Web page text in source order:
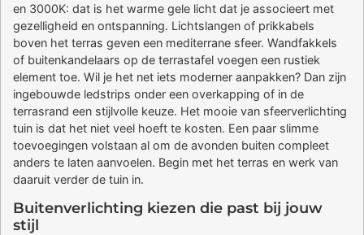
en 3000K: dat is het warme gele licht dat je associeert met
gezelligheid en ontspanning. Lichtslangen of prikkabels
boven het terras geven een mediterrane sfeer. Wandfakkels
of buitenkandelaars op de terrastafel voegen een rustiek
element toe. Wil je het net iets moderner aanpakken? Dan zijn
ingebouwde ledstrips onder een overkapping of in de
terrasrand een stijlvolle keuze. Het mooie van sfeerverlichting
tuin is dat het niet veel hoeft te kosten. Een paar slimme
toevoegingen volstaan al om de avonden buiten compleet
anders te laten aanvoelen. Begin met het terras en werk van
daaruit verder de tuin in.
Buitenverlichting kiezen die past bij jouw
stijl